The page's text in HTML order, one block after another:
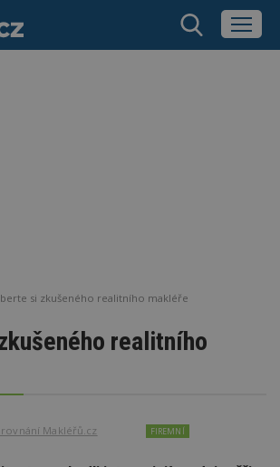
si zkušeného realitního makléře
realitního
Makléřů.cz FIREMNÍ